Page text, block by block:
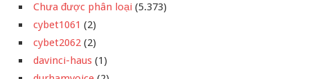
Chưa được phân loại (5.373)
cybet1061 (2)
cybet2062 (2)
davinci-haus (1)